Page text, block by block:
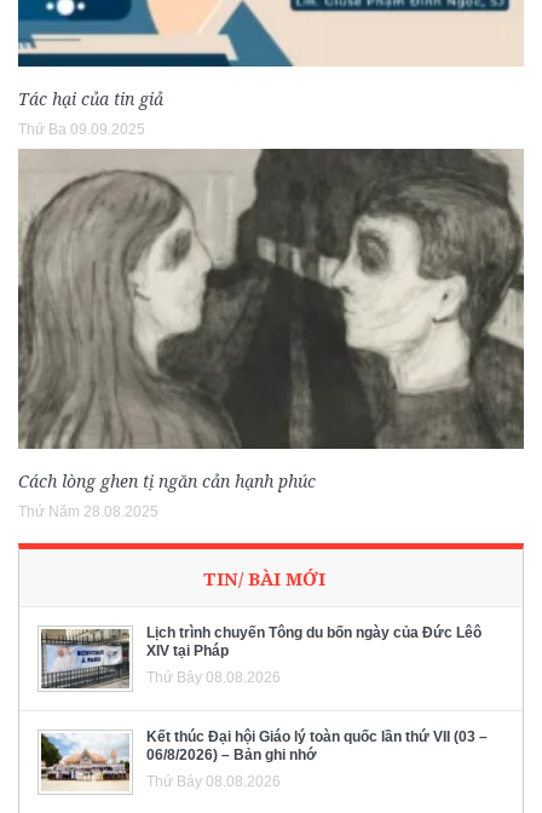
Tác hại của tin giả
Thứ Ba 09.09.2025
Cách lòng ghen tị ngăn cản hạnh phúc
Thứ Năm 28.08.2025
TIN/ BÀI MỚI
Lịch trình chuyến Tông du bốn ngày của Đức Lêô
XIV tại Pháp
Thứ Bảy 08.08.2026
Kết thúc Đại hội Giáo lý toàn quốc lần thứ VII (03 –
06/8/2026) – Bản ghi nhớ
Thứ Bảy 08.08.2026